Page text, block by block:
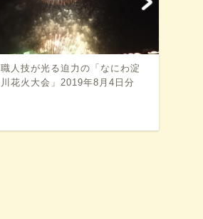
職人技が光る迫力の「なにわ淀
川花火大会」2019年8月4日分